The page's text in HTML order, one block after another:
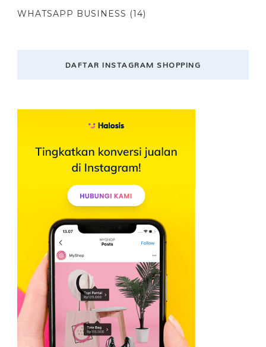
WHATSAPP BUSINESS (14)
DAFTAR INSTAGRAM SHOPPING